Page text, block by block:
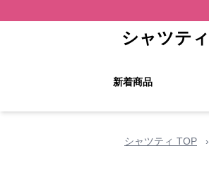
シャツティ
新着商品
シャツティ TOP ›